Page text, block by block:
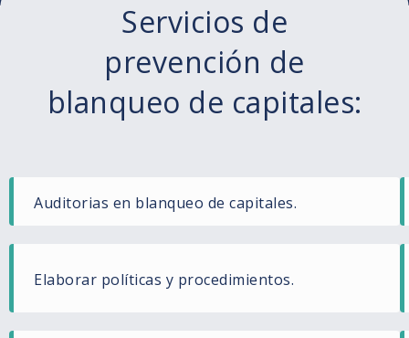
Servicios de
prevención de
blanqueo de capitales:
Auditorias en blanqueo de capitales.
Elaborar políticas y procedimientos.